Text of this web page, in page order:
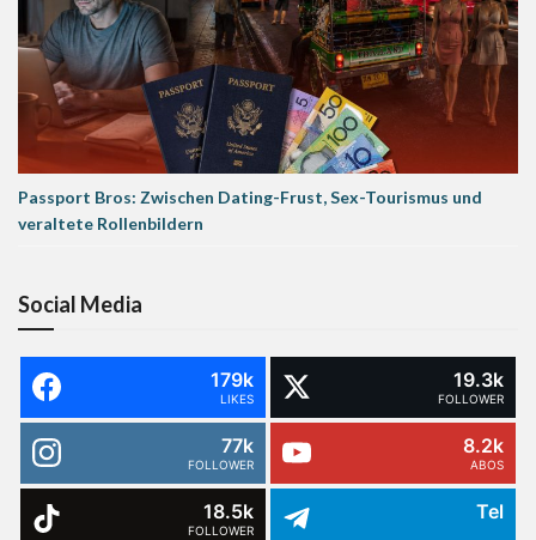
Passport Bros: Zwischen Dating-Frust, Sex-Tourismus und
veraltete Rollenbildern
Social Media
179k
LIKES
19.3k
FOLLOWER
77k
FOLLOWER
8.2k
ABOS
18.5k
FOLLOWER
Tel